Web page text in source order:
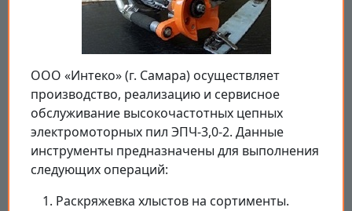
ООО «Интеко» (г. Самара) осуществляет
производство, реализацию и сервисное
обслуживание высокочастотных цепных
электромоторных пил ЭПЧ-3,0-2. Данные
инструменты предназначены для выполнения
следующих операций:
Раскряжевка хлыстов на сортименты.